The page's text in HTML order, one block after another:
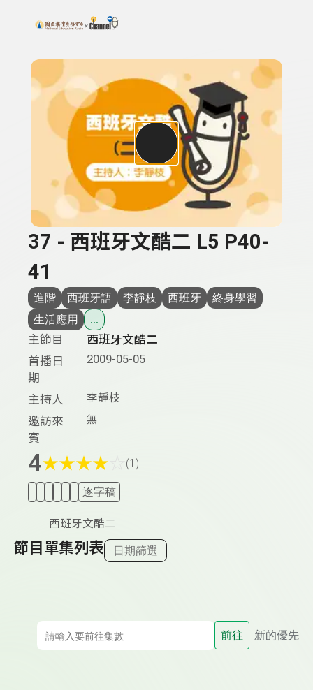
上方功能區塊
搜尋關鍵字：可輸入節目名稱、主持人或關鍵字
37 - 西班牙文酷二 L5 P40-
41
進階 西班牙語 李靜枝 西班牙
終身學習
生活應用
...
主節目
西班牙文酷二
首播日
期
2009-05-05
主持人 李靜枝
邀訪來
賓
無
4★★★★ (1)
逐字稿
西班牙文酷二
節目單集列表 日期篩選
前往 新的優先